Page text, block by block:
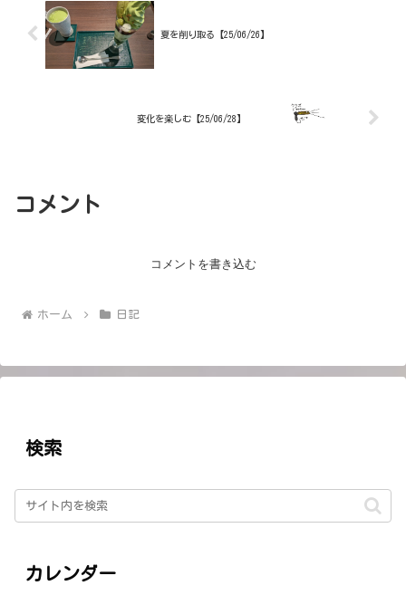
夏を削り取る【25/06/26】
変化を楽しむ【25/06/28】
コメント
コメントを書き込む
ホーム 日記
検索
カレンダー